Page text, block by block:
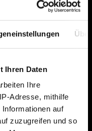
Ihren Daten
Ihre
Adresse, mithilfe
auf
zuzugreifen und so
versuchst, dich über
zu registrieren,
ein GWENT-Konto
dem
besteht, begib
deines
du sehen, wie viele